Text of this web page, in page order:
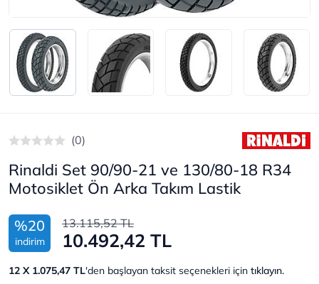
(0)
Rinaldi Set 90/90-21 ve 130/80-18 R34
Motosiklet Ön Arka Takım Lastik
%20
indirim
13.115,52 TL
10.492,42 TL
12 X 1.075,47 TL'den başlayan taksit seçenekleri için tıklayın.